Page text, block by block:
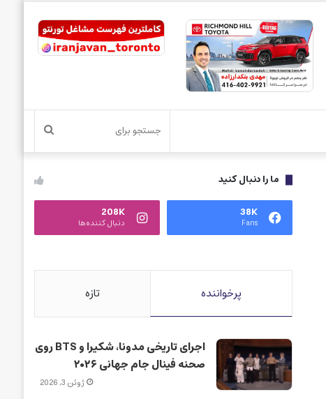
جستجو
برای ما را دنبال کنید
38K
Fans
208K
دنبال کننده‌ها
پرخواننده تازه
اجرای تاریخی مدونا، شکیرا و BTS روی
صحنه فینال جام جهانی ۲۰۲۶
ژوئن 3, 2026